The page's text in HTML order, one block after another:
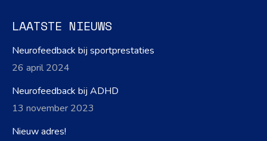
LAATSTE NIEUWS
Neurofeedback bij sportprestaties
26 april 2024
Neurofeedback bij ADHD
13 november 2023
Nieuw adres!